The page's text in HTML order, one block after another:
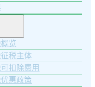
览
税主体
扣除费用
惠政策